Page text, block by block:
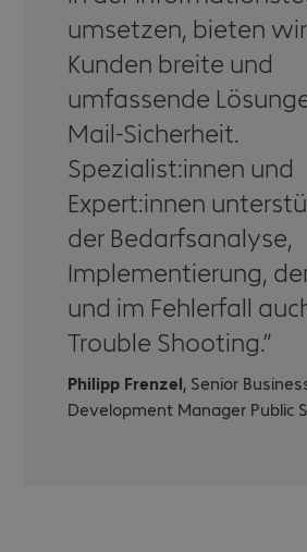
umsetzen, bieten
Kunden breite und
umfassende
Mail-Sicherheit.
Spezialist:innen und
Expert:innen
der Bedarfsanalyse,
Implementierung,
und im Fehlerfall
Trouble Shooting.
Philipp Frenzel, Senior
Development Manager Public